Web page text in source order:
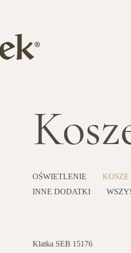
OŚWIETLENIE KOSZE
INNE DODATKI
Klatka SEB 15176